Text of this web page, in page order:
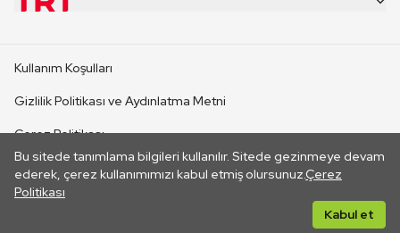
Bu sitede tanımlama bilgileri kullanılır. Sitede gezinmeye devam
ederek, çerez kullanımımızı kabul etmiş olursunuz.Çerez
Politikası
Kabul et
CANLI YAYINLAR
Kullanım Koşulları
Gizlilik Politikası ve Aydınlatma Metni
Çerez Politikası
İletişim
Her hakkı saklıdır. ©2026 TRT. Bağlantı yoluyla gidilen dış